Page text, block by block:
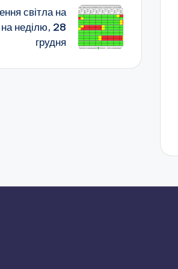
світла на
неділю, 28
грудня